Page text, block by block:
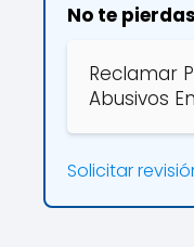
No te
Reclamar
Abusivos
Solicitar